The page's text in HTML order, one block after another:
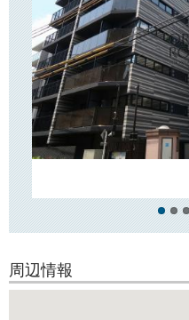
周辺情報